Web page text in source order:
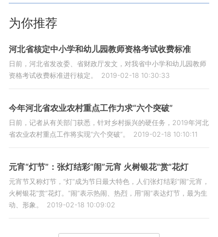
为你推荐
河北省核定中小学和幼儿园教师资格考试收费标准
日前，河北省发改委、省财政厅发文，对我省中小学和幼儿园教师
资格考试收费标准进行核定。
2019-02-18 10:30:33
今年河北省农业农村重点工作力求“六个突破”
日前，记者从有关部门获悉，针对乡村振兴的硬任务，2019年河北
省农业农村重点工作将实现“六个突破”。
2019-02-18 10:10:11
元宵“灯节”：张灯结彩“闹”元宵 火树银花“赏”花灯
元宵节又称灯节，“灯”成为节日最大特色，人们张灯结彩“闹”元宵，
火树银花“赏”花灯。“闹”表示热闹、热烈，用“闹”表达灯节，最为生
动、形象。
2019-02-18 10:09:02